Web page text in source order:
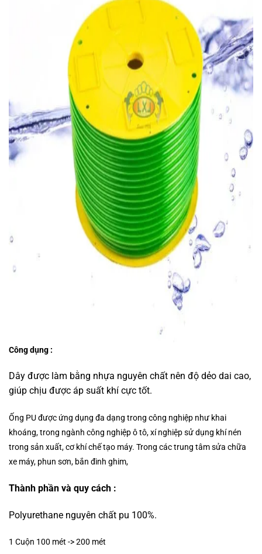
Công dụng :
Dây được làm bằng nhựa nguyên chất nên độ dẻo dai cao,
giúp chịu được áp suất khí cực tốt.
Ống PUđược ứng dụng đa dạng trong công nghiệp như khai
khoáng, trong ngành công nghiệp ô tô, xí nghiệp sử dụng khí nén
trong sản xuất, cơ khí chế tạo máy. Trong các trung tâm sửa chữa
xe máy, phun sơn, bắn đinh ghim,
Thành phần và quy cách :
Polyurethane nguyên chất pu 100%.
1 Cuộn 100 mét -> 200 mét